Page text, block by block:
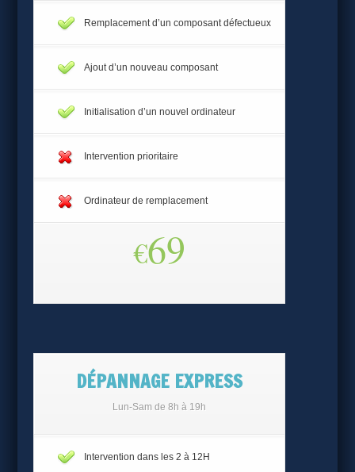
Remplacement d’un composant défectueux
Ajout d’un nouveau composant
Initialisation d’un nouvel ordinateur
Intervention prioritaire
Ordinateur de remplacement
€69
DÉPANNAGE EXPRESS
Lun-Sam de 8h à 19h
Intervention dans les 2 à 12H